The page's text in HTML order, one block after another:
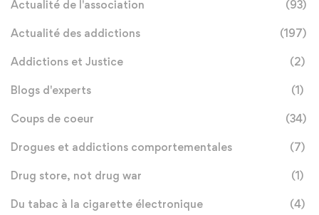
Actualité de l'association (93)
Actualité des addictions (197)
Addictions et Justice (2)
Blogs d'experts (1)
Coups de coeur (34)
Drogues et addictions comportementales (7)
Drug store, not drug war (1)
Du tabac à la cigarette électronique (4)